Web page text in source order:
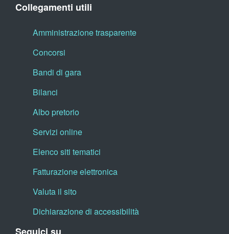
Collegamenti utili
Amministrazione trasparente
Concorsi
Bandi di gara
Bilanci
Albo pretorio
Servizi online
Elenco siti tematici
Fatturazione elettronica
Valuta il sito
Dichiarazione di accessibilità